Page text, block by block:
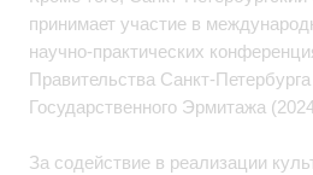
принимает участие в
научно-практических
Правительства Санкт-Петербурга
Государственного Эрмитажа
За содействие в реализации